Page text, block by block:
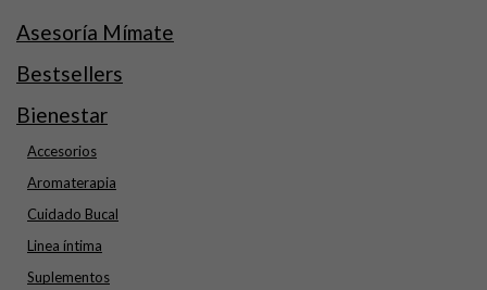
Asesoría Mímate
Bestsellers
Bienestar
Accesorios
Aromaterapia
Cuidado Bucal
Linea íntima
Suplementos